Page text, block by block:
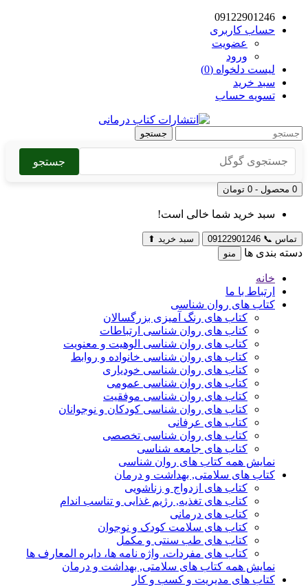
09122901246
حساب کاربری
عضویت
ورود
لیست دلخواه (0)
سبد خرید
تسویه حساب
جستجو
جستجو
0 محصول - 0 تومان
سبد خرید شما خالی است!
تماس 📞
09122901246 سبد خرید ⬆
دسته بندی ها منو
خانه
ارتباط با ما
کتاب های روان شناسی
کتاب های رنگ آمیزی بزرگسالان
کتاب های روان شناسی ارتباطات
کتاب های روان شناسی الوهیت و معنویت
کتاب های روان شناسی خانواده و روابط
کتاب های روان شناسی خودیاری
کتاب های روان شناسی عمومی
کتاب های روان شناسی موفقیت
کتاب های روان شناسی کودکان و نوجوانان
کتاب های عرفانی
کتاب های روان شناسی تخصصی
کتاب های جامعه شناسی
نمایش همه کتاب های روان شناسی
کتاب های سلامتی, بهداشت و درمان
کتاب های ازدواج و زناشویی
کتاب های تغذیه, رژیم غذایی و تناسب اندام
کتاب های درمانی
کتاب های سلامت کودک و نوجوان
کتاب های طب سنتی و مکمل
کتاب های مفردات، واژه نامه ها، دایره المعارف ها
نمایش همه کتاب های سلامتی, بهداشت و درمان
کتاب های مدیریت و کسب و کار